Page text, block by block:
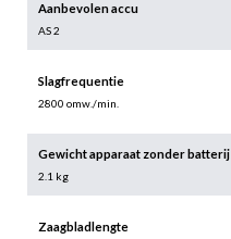
Aanbevolen accu
AS 2
Slagfrequentie
2800 omw./min.
Gewicht apparaat zonder batterij
2.1 kg
Zaagbladlengte